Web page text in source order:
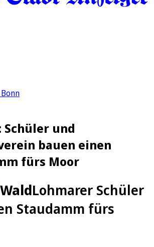
Schüler und
bauen einen
fürs Moor
Lohmarer Schüler
Staudamm fürs